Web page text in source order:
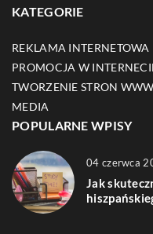
KATEGORIE
REKLAMA INTERNETOWA
PROMOCJA W
TWORZENIE STRON WWW
MEDIA
POPULARNE WPISY
04 czerwca
Jak